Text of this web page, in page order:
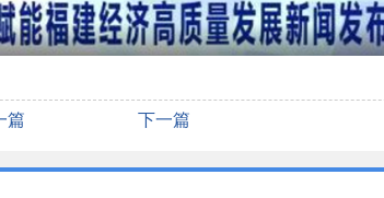
篇 下一篇